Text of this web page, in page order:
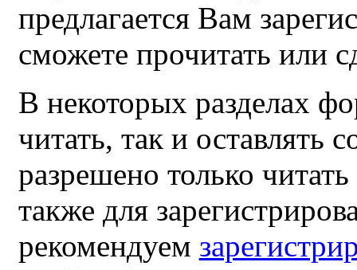
предлагается Вам
сможете прочитать или
В некоторых разделах
читать, так и оставлять
разрешено только
также для
рекомендуем